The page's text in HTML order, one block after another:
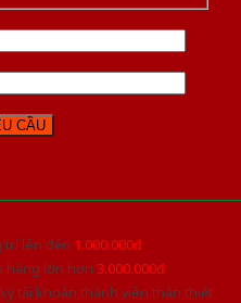
trí lên đến 1.000.000đ
hàng lớn hơn 3.000.000đ
tài khoản thành viên thân thiết